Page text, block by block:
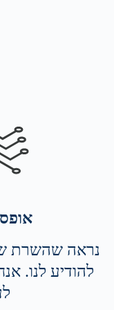
נראה שהשרת
להודיע לנו.